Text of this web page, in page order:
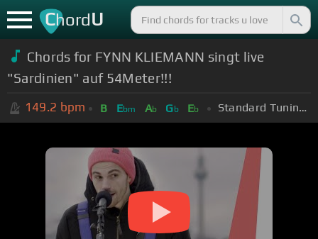
ChordU
Chords for FYNN KLIEMANN singt live
"Sardinien" auf 54Meter!!!
149.2 bpm B Ebm Ab Gb Eb Standard Tuning (EADGBE)